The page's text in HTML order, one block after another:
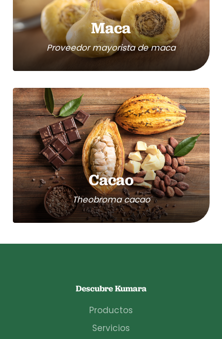
Maca
Proveedor mayorista de maca
Cacao
Theobroma cacao
Descubre Kumara
Productos
Servicios